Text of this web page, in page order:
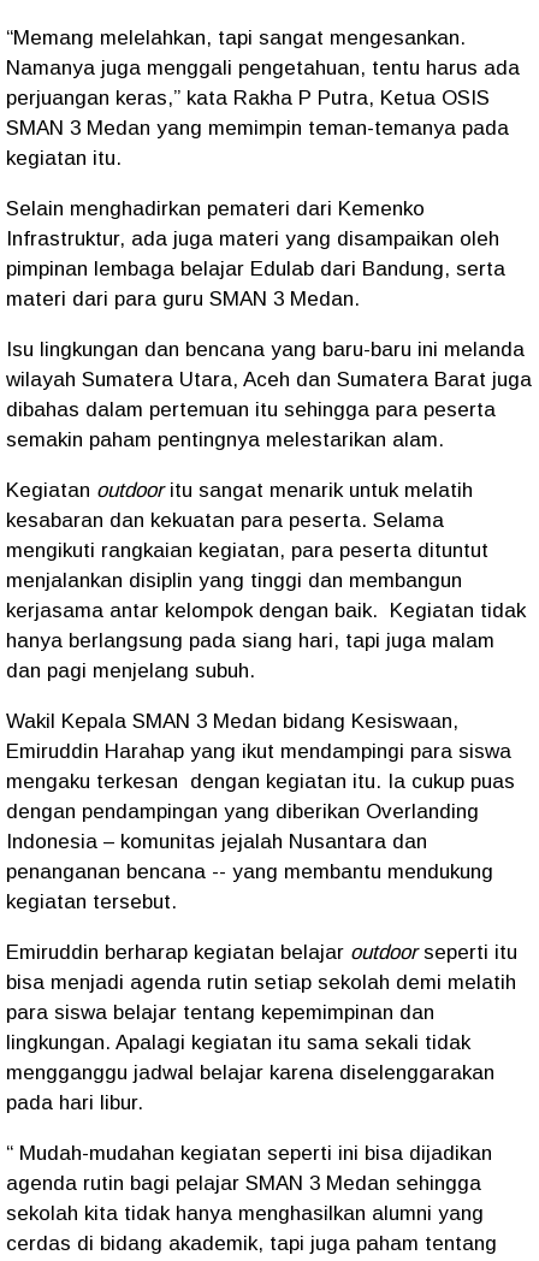
“Memang melelahkan, tapi sangat mengesankan.
Namanya juga menggali pengetahuan, tentu harus ada
perjuangan keras,” kata Rakha P Putra, Ketua OSIS
SMAN 3 Medan yang memimpin teman-temanya pada
kegiatan itu.
Selain menghadirkan pemateri dari Kemenko
Infrastruktur, ada juga materi yang disampaikan oleh
pimpinan lembaga belajar Edulab dari Bandung, serta
materi dari para guru SMAN 3 Medan.
Isu lingkungan dan bencana yang baru-baru ini melanda
wilayah Sumatera Utara, Aceh dan Sumatera Barat juga
dibahas dalam pertemuan itu sehingga para peserta
semakin paham pentingnya melestarikan alam.
Kegiatan outdoor itu sangat menarik untuk melatih
kesabaran dan kekuatan para peserta. Selama
mengikuti rangkaian kegiatan, para peserta dituntut
menjalankan disiplin yang tinggi dan membangun
kerjasama antar kelompok dengan baik.
Kegiatan tidak
hanya berlangsung pada siang hari, tapi juga malam
dan pagi menjelang subuh.
Wakil Kepala SMAN 3 Medan bidang Kesiswaan,
Emiruddin Harahap yang ikut mendampingi para siswa
mengaku terkesan
dengan kegiatan itu. Ia cukup puas
dengan pendampingan yang diberikan Overlanding
Indonesia – komunitas jejalah Nusantara dan
penanganan bencana -- yang membantu mendukung
kegiatan tersebut.
Emiruddin berharap kegiatan belajar outdoorseperti itu
bisa menjadi agenda rutin setiap sekolah demi melatih
para siswa belajar tentang kepemimpinan dan
lingkungan. Apalagi kegiatan itu sama sekali tidak
mengganggu jadwal belajar karena diselenggarakan
pada hari libur.
“ Mudah-mudahan kegiatan seperti ini bisa dijadikan
agenda rutin bagi pelajar SMAN 3 Medan sehingga
sekolah kita tidak hanya menghasilkan alumni yang
cerdas di bidang akademik, tapi juga paham tentang